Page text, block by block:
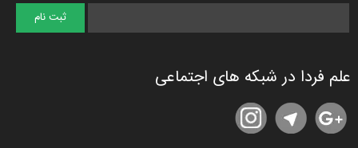
علم فردا در شبکه های اجتماعی